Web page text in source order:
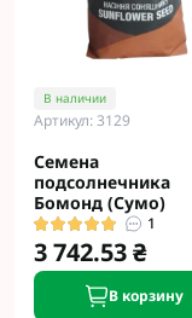
В наличии
Артикул: 3129
Семена
подсолнечника
Бомонд (Сумо)
1
3 742.53 ₴
В корзину